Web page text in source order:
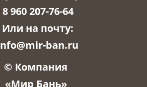
8 960 207-76-64
Или на почту:
ban.ru
© Компания
«Мир Бань»